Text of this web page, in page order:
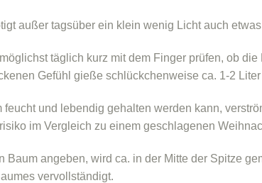
außer tagsüber ein klein wenig Licht auch
täglich kurz mit dem Finger prüfen, ob die
Gefühl gieße schlückchenweise ca. 1-2
feucht und lebendig gehalten werden kann,
im Vergleich zu einem geschlagenen
Baum angeben, wird ca. in der Mitte der Spitze
vervollständigt.